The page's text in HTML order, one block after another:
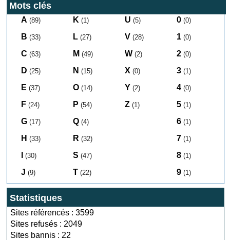
Mots clés
A (89)
B (33)
C (63)
D (25)
E (37)
F (24)
G (17)
H (33)
(30)
J (9)
K (1)
L (27)
M (49)
N (15)
O (14)
P (54)
Q (4)
R (32)
S (47)
T (22)
U (5)
V (28)
W (2)
X (0)
Y (2)
Z (1)
0 (0)
1 (0)
2 (0)
3 (1)
4 (0)
5 (1)
6 (1)
7 (1)
8 (1)
9 (1)
Statistiques
Sites référencés : 3599
Sites refusés : 2049
Sites bannis : 22